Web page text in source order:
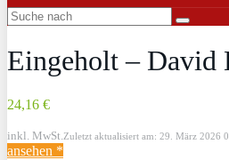
Eingeholt – David
24,16 €
inkl. MwSt. Zuletzt aktualisiert am: 29. März 2026
ansehen *